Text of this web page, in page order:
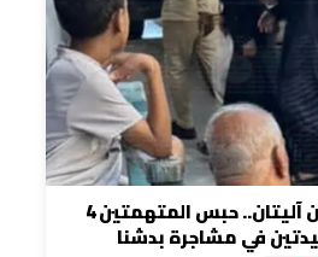
بحوزتهما بندقيتان آليتان.. حبس المتهمتين 4
في مشاجرة بدشنا